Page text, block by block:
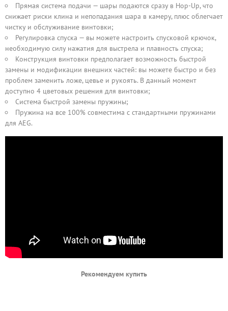
Прямая система подачи — шары подаются сразу в Hop-Up, что
снижает риски клина и непопадания шара в камеру, плюс облегчает
чистку и обслуживание винтовки;
Регулировка спуска — вы можете настроить спусковой крючок,
необходимую силу нажатия для выстрела и плавность спуска;
Конструкция винтовки предполагает возможность быстрой
замены и модификации внешних частей: вы можете быстро и без
проблем заменить ложе, цевье и рукоять. В данный момент
доступно 4 цветовых решения для винтовки;
Система быстрой замены пружины;
Пружина на все 100% совместима с стандартными пружинами
для AEG.
Рекомендуем купить